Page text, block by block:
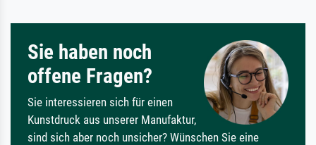
Sie haben noch
offene Fragen?
Sie interessieren sich für einen
Kunstdruck aus unserer Manufaktur,
sind sich aber noch unsicher? Wünschen Sie eine